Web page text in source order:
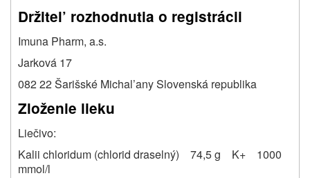
Držitel’ rozhodnutia o registrácii
Imuna Pharm, a.s.
Jarková 17
082 22 Šarišské Michal’any Slovenská republika
Zloženie lieku
Liečivo:
Kalii chloridum (chlorid draselný) 74,5 g K+ 1000
mmol/l